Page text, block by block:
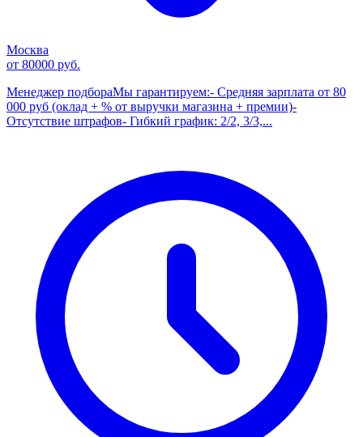
Москва
от 80000 руб.
Менеджер подбораМы гарантируем:- Средняя зарплата от 80
000 руб (оклад + % от выручки магазина + премии)-
Отсутствие штрафов- Гибкий график: 2/2, 3/3,...